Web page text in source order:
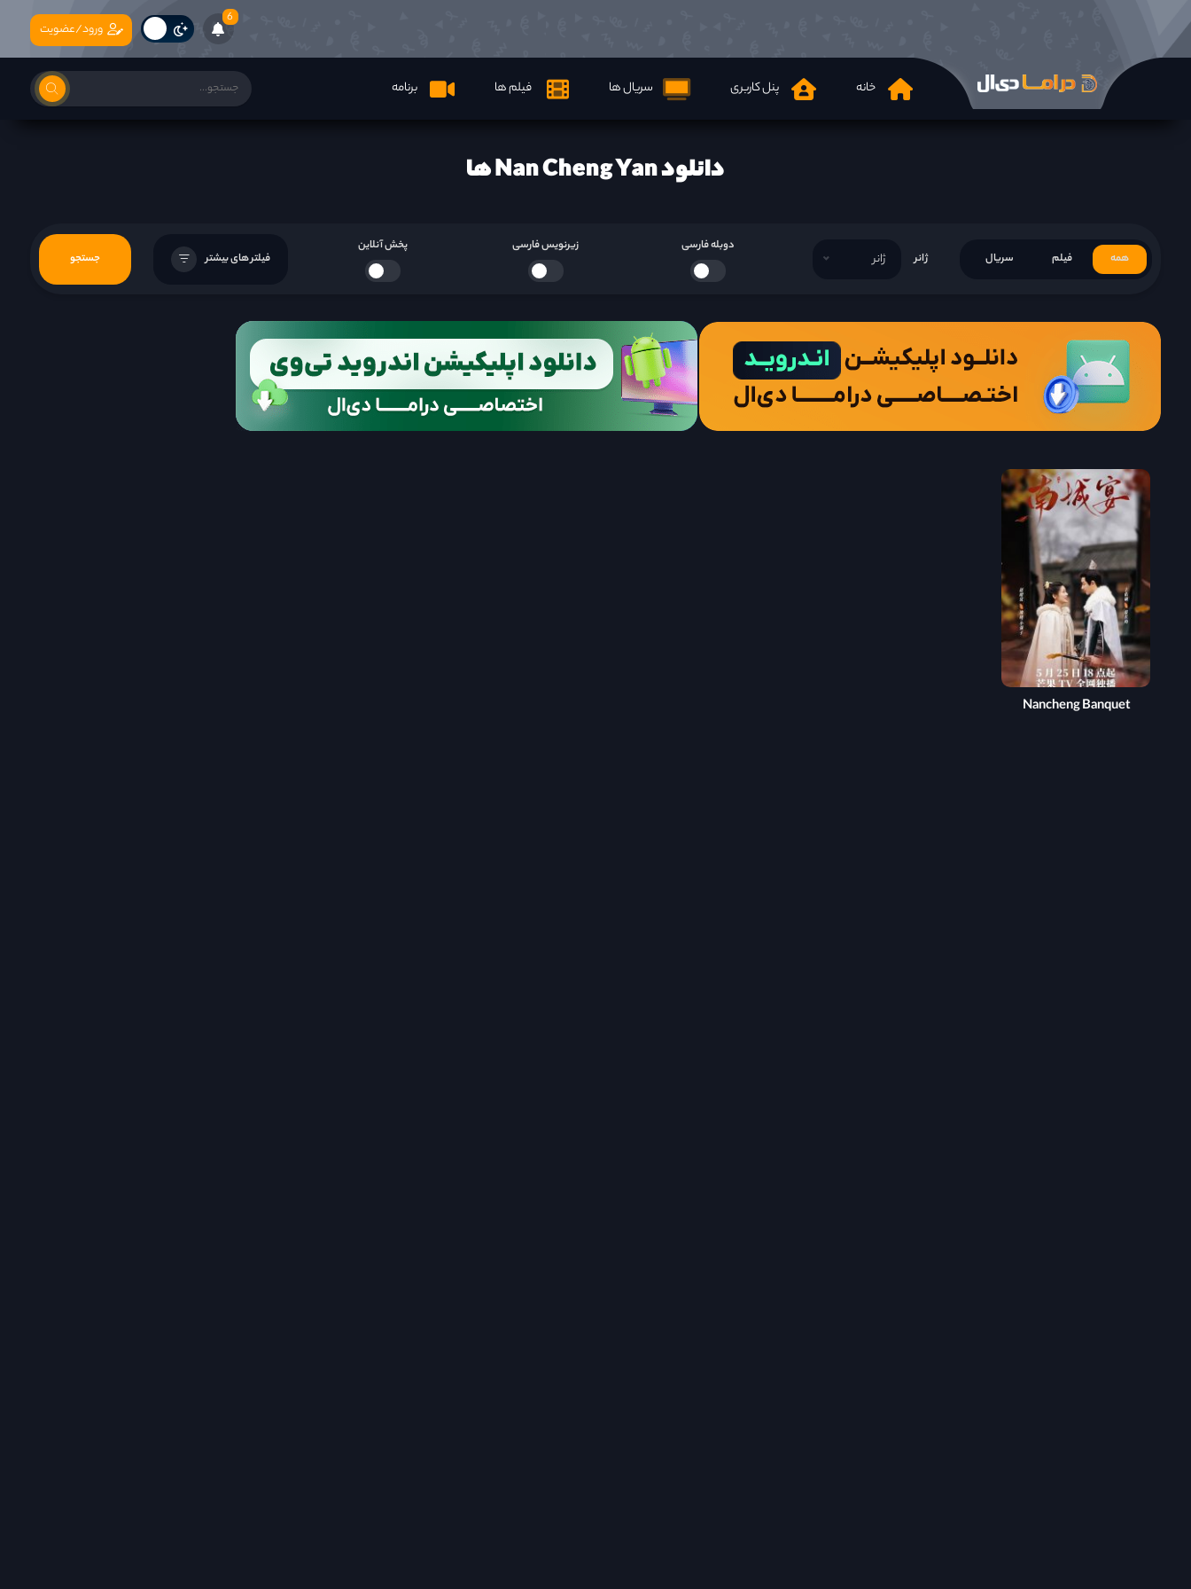
6
خانه پنل کاربری سریال ها فیلم ها برنامه
ورود/عضویت
دانلود Nan Cheng Yan ها
همه فیلم سریال ژانر ژانر
دوبله فارسی زیرنویس فارسی پخش آنلاین
فیلتر های بیشتر جستجو
Nancheng Banquet